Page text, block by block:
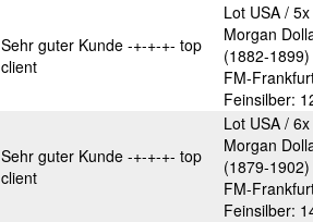
Sehr guter Kunde -+-+-+- top
client
Lot USA /
Morgan
(1882-
FM-
Feinsilber:
Sehr guter Kunde -+-+-+- top
client
Lot USA /
Morgan
(1879-
FM-
Feinsilber: